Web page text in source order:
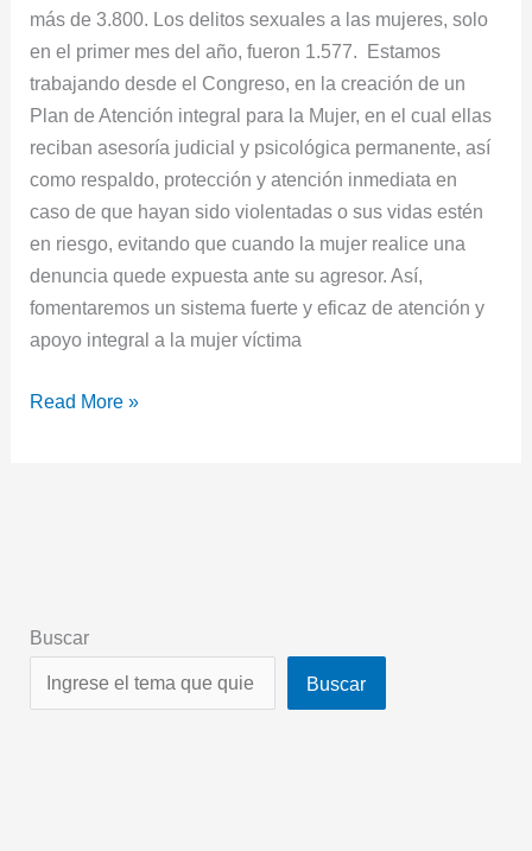
más de 3.800. Los delitos sexuales a las mujeres, solo
en el primer mes del año, fueron 1.577. Estamos
trabajando desde el Congreso, en la creación de un
Plan de Atención integral para la Mujer, en el cual ellas
reciban asesoría judicial y psicológica permanente, así
como respaldo, protección y atención inmediata en
caso de que hayan sido violentadas o sus vidas estén
en riesgo, evitando que cuando la mujer realice una
denuncia quede expuesta ante su agresor. Así,
fomentaremos un sistema fuerte y eficaz de atención y
apoyo integral a la mujer víctima
Read More »
Buscar
Buscar